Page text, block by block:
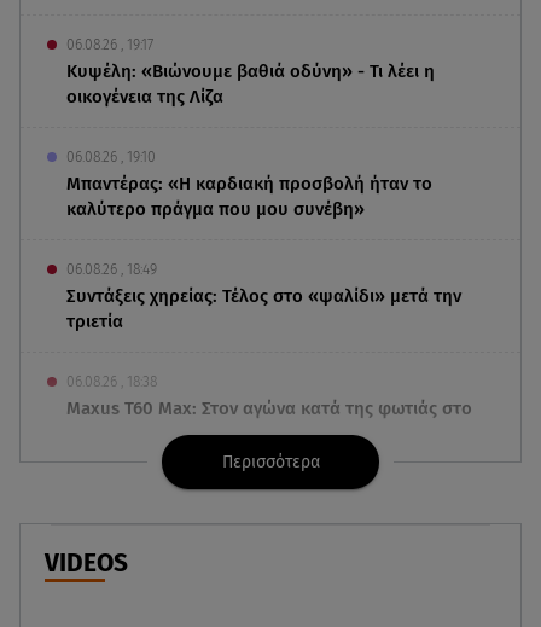
06.08.26 , 19:17
Κυψέλη: «Βιώνουμε βαθιά οδύνη» - Τι λέει η
οικογένεια της Λίζα
06.08.26 , 19:10
Μπαντέρας: «Η καρδιακή προσβολή ήταν το
καλύτερο πράγμα που μου συνέβη»
06.08.26 , 18:49
Συντάξεις χηρείας: Τέλος στο «ψαλίδι» μετά την
τριετία
06.08.26 , 18:38
Maxus T60 Max: Στον αγώνα κατά της φωτιάς στο
Πόρτο Γερμενό
Καιρός: Επιστρέφουν οι ισχυροί άνεμοι - Υψηλός
Περισσότερα
VIDEOS